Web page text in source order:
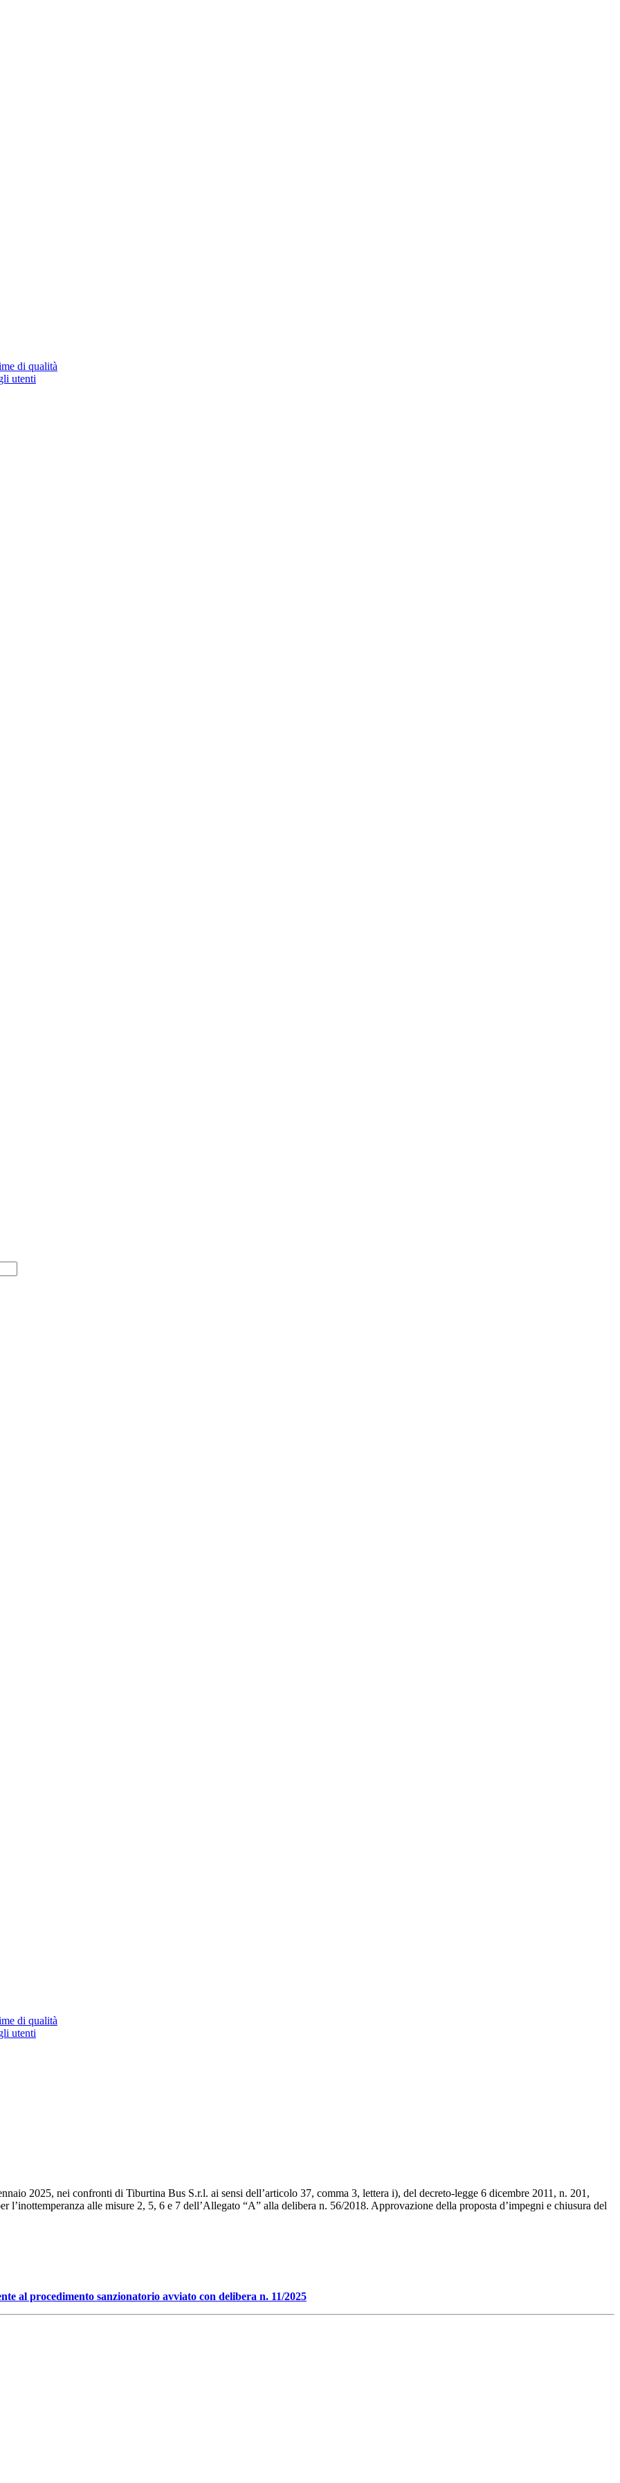
di qualità
utenti
di qualità
utenti
2025, nei confronti di Tiburtina Bus S.r.l. ai sensi dell’articolo 37, comma 3, lettera i), del decreto-legge 6 dicembre 2011, n. 201,
alle misure 2, 5, 6 e 7 dell’Allegato “A” alla delibera n. 56/2018. Approvazione della proposta d’impegni e chiusura del
al procedimento sanzionatorio avviato con delibera n. 11/2025